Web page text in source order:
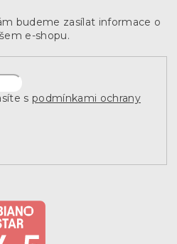
budeme zasílat informace o
e-shopu.
s podmínkami ochrany